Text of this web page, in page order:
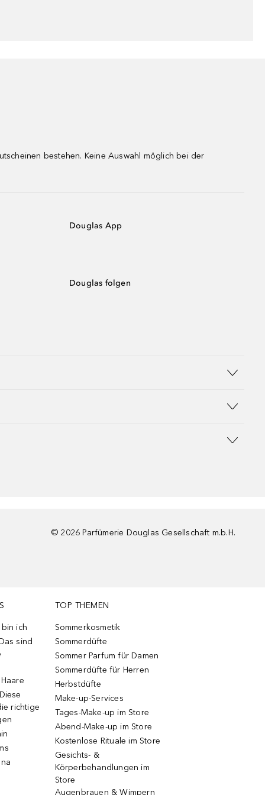
bestehen. Keine Auswahl möglich bei der
Douglas App
Douglas folgen
© 2026 Parfümerie Douglas Gesellschaft m.b.H.
ich
sind
richtige
TOP THEMEN
Sommerkosmetik
Sommerdüfte
Sommer Parfum für Damen
Sommerdüfte für Herren
Herbstdüfte
Make-up-Services
Tages-Make-up im Store
Abend-Make-up im Store
Kostenlose Rituale im Store
Gesichts- &
Körperbehandlungen im
Store
Augenbrauen & Wimpern